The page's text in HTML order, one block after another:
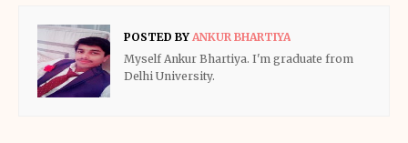
POSTED BY ANKUR BHARTIYA
Myself Ankur Bhartiya. I'm graduate from
Delhi University.